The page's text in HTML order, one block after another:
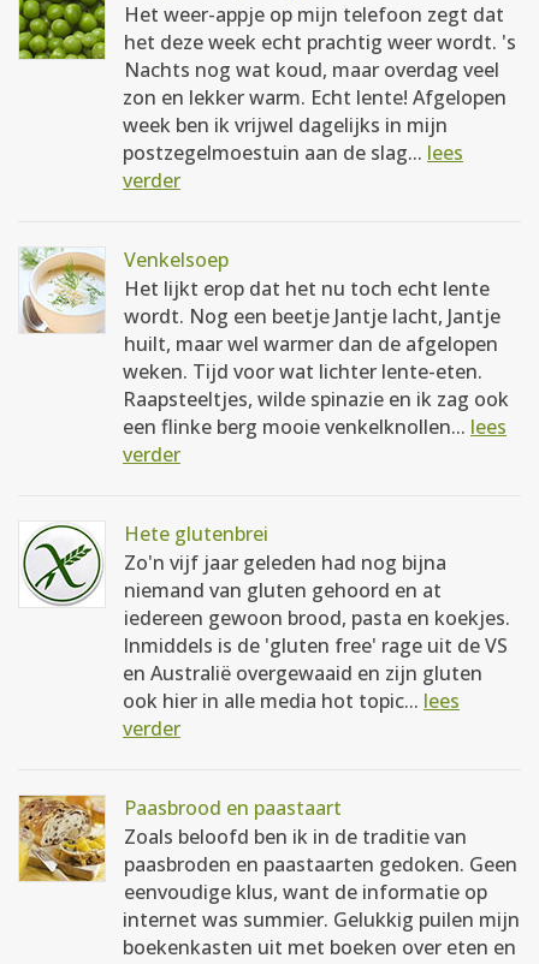
Het weer-appje op mijn telefoon zegt dat
het deze week echt prachtig weer wordt. 's
Nachts nog wat koud, maar overdag veel
zon en lekker warm. Echt lente! Afgelopen
week ben ik vrijwel dagelijks in mijn
postzegelmoestuin aan de slag... lees
verder
Venkelsoep
Het lijkt erop dat het nu toch echt lente
wordt. Nog een beetje Jantje lacht, Jantje
huilt, maar wel warmer dan de afgelopen
weken. Tijd voor wat lichter lente-eten.
Raapsteeltjes, wilde spinazie en ik zag ook
een flinke berg mooie venkelknollen... lees
verder
Hete glutenbrei
Zo'n vijf jaar geleden had nog bijna
niemand van gluten gehoord en at
iedereen gewoon brood, pasta en koekjes.
Inmiddels is de 'gluten free' rage uit de VS
en Australië overgewaaid en zijn gluten
ook hier in alle media hot topic... lees
verder
Paasbrood en paastaart
Zoals beloofd ben ik in de traditie van
paasbroden en paastaarten gedoken. Geen
eenvoudige klus, want de informatie op
internet was summier. Gelukkig puilen mijn
boekenkasten uit met boeken over eten en